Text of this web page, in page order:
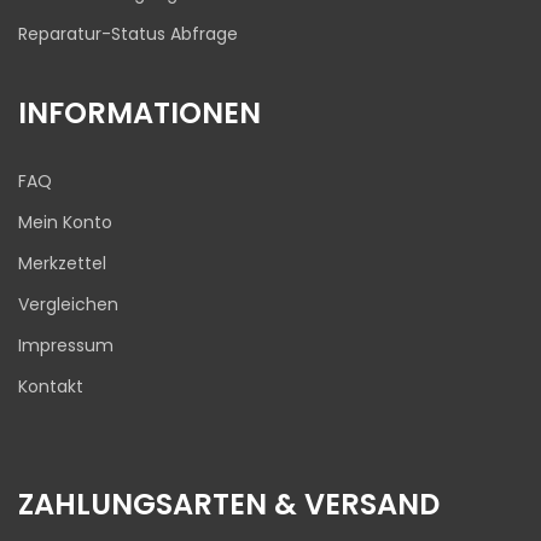
Reparatur-Status Abfrage
INFORMATIONEN
FAQ
Mein Konto
Merkzettel
Vergleichen
Impressum
Kontakt
ZAHLUNGSARTEN & VERSAND